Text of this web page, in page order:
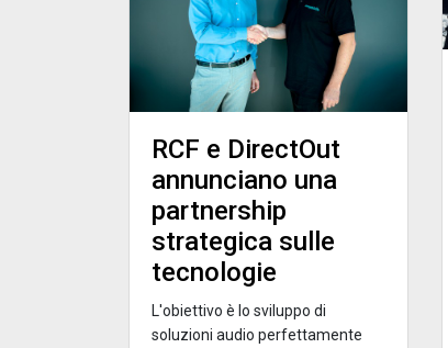
RCF e DirectOut
annunciano una
partnership
strategica sulle
tecnologie
L'obiettivo è lo sviluppo di
soluzioni audio perfettamente